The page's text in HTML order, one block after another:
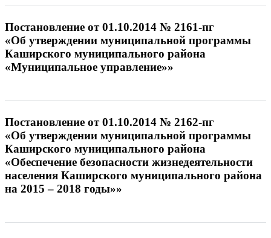
Постановление от 01.10.2014 № 2161-пг
«Об утверждении муниципальной программы
Каширского муниципального района
«Муниципальное управление»»
Постановление от 01.10.2014 № 2162-пг
«Об утверждении муниципальной программы
Каширского муниципального района
«Обеспечение безопасности жизнедеятельности
населения Каширского муниципального района
на 2015 – 2018 годы»»